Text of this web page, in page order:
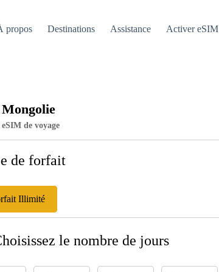
propos Destinations Assistance Activer eSIM
Mongolie
eSIM de voyage
de forfait
Illimité
le nombre de jours